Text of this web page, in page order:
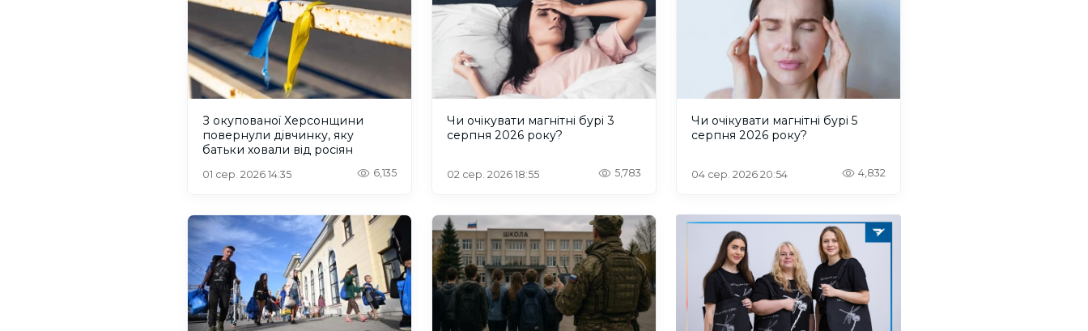
З окупованої Херсонщини
повернули дівчинку, яку
батьки ховали від росіян
01 сер. 2026 14:35 6,135
Чи очікувати магнітні бурі 3
серпня 2026 року?
02 сер. 2026 18:55 5,783
Чи очікувати магнітні бурі 5
серпня 2026 року?
04 сер. 2026 20:54 4,832